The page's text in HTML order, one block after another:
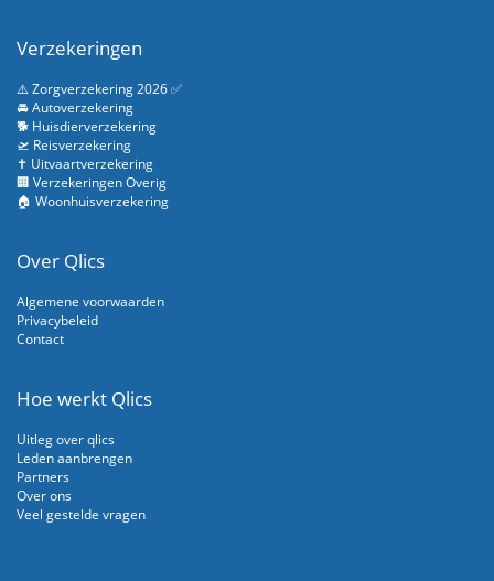
Verzekeringen
⚠️ Zorgverzekering 2026 ✅
🚘 Autoverzekering
🐕 Huisdierverzekering
🛫 Reisverzekering
✝️ Uitvaartverzekering
🏢 Verzekeringen Overig
🏠 Woonhuisverzekering
Over Qlics
Algemene voorwaarden
Privacybeleid
Contact
Hoe werkt Qlics
Uitleg over qlics
Leden aanbrengen
Partners
Over ons
Veel gestelde vragen